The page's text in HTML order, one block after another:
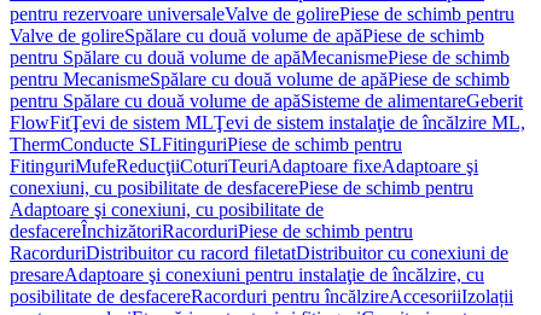
pentru rezervoare universaleValve de golirePiese de schimb pentru
Valve de golireSpălare cu două volume de apăPiese de schimb
pentru Spălare cu două volume de apăMecanismePiese de schimb
pentru MecanismeSpălare cu două volume de apăPiese de schimb
pentru Spălare cu două volume de apăSisteme de alimentareGeberit
FlowFitŢevi de sistem MLŢevi de sistem instalaţie de încălzire ML,
ThermConducte SLFitinguriPiese de schimb pentru
FitinguriMufeReducţiiCoturiTeuriAdaptoare fixeAdaptoare şi
conexiuni, cu posibilitate de desfacerePiese de schimb pentru
Adaptoare şi conexiuni, cu posibilitate de
desfacereÎnchizătoriRacorduriPiese de schimb pentru
RacorduriDistribuitor cu racord filetatDistribuitor cu conexiuni de
presareAdaptoare şi conexiuni pentru instalaţie de încălzire, cu
posibilitate de desfacereRacorduri pentru încălzireAccesoriiIzolații